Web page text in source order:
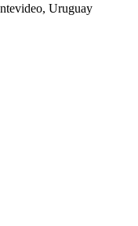
Uruguay